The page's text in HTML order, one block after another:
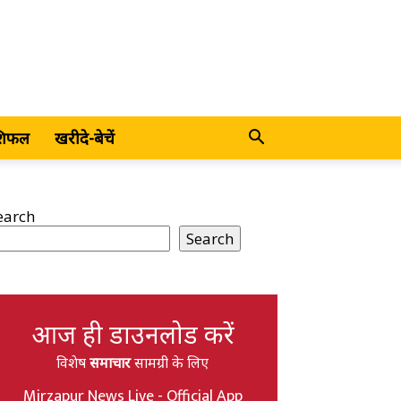
खरीदे-बेचें
Search
आज ही डाउनलोड करें
विशेषसमाचारसामग्री के लिए